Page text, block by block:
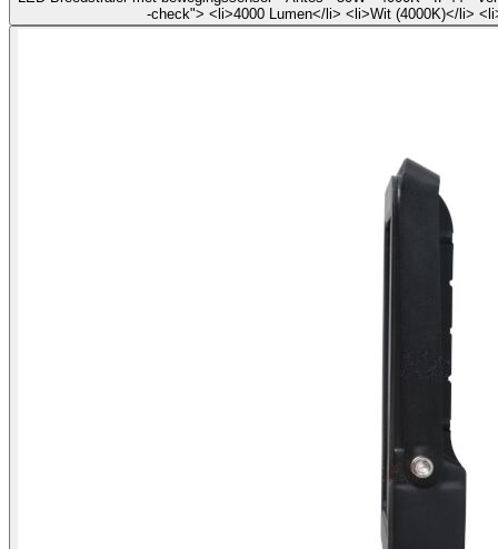
-check"> <li>4000 Lumen</li> <li>Wit (4000K)</li>